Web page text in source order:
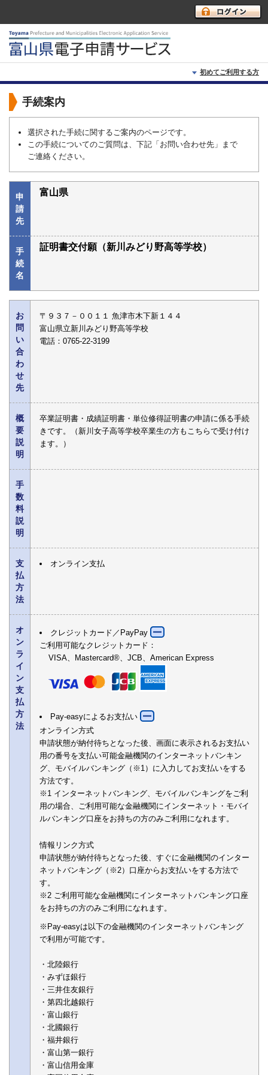
初めてご利用する方
初めて利用する方へ
利用上の注意
よくあるご質問
手続案内
選択された手続に関するご案内のページです。
この手続についてのご質問は、下記「お問い合わせ先」まで
ご連絡ください。
申
請
先
富山県
手
続
名
証明書交付願（新川みどり野高等学校）
お
問
い
合
わ
せ
先
〒９３７－００１１ 魚津市木下新１４４
富山県立新川みどり野高等学校
電話：0765-22-3199
概
要
説
明
卒業証明書・成績証明書・単位修得証明書の申請に係る手続
きです。（新川女子高等学校卒業生の方もこちらで受け付け
ます。）
手
数
料
説
明
支
払
方
法
オンライン支払
オ
ン
ラ
イ
ン
支
払
方
法
クレジットカード／PayPay
ご利用可能なクレジットカード：
VISA、Mastercard®、JCB、American Express
Pay-easyによるお支払い
オンライン方式
申請状態が納付待ちとなった後、画面に表示されるお支払い
用の番号を支払い可能金融機関のインターネットバンキン
グ、モバイルバンキング（※1）に入力してお支払いをする
方法です。
※1 インターネットバンキング、モバイルバンキングをご利
用の場合、ご利用可能な金融機関にインターネット・モバイ
ルバンキング口座をお持ちの方のみご利用になれます。
情報リンク方式
申請状態が納付待ちとなった後、すぐに金融機関のインター
ネットバンキング（※2）口座からお支払いをする方法で
す。
※2 ご利用可能な金融機関にインターネットバンキング口座
をお持ちの方のみご利用になれます。
※Pay-easyは以下の金融機関のインターネットバンキング
で利用が可能です。
・北陸銀行
・みずほ銀行
・三井住友銀行
・第四北越銀行
・富山銀行
・北國銀行
・福井銀行
・富山第一銀行
・富山信用金庫